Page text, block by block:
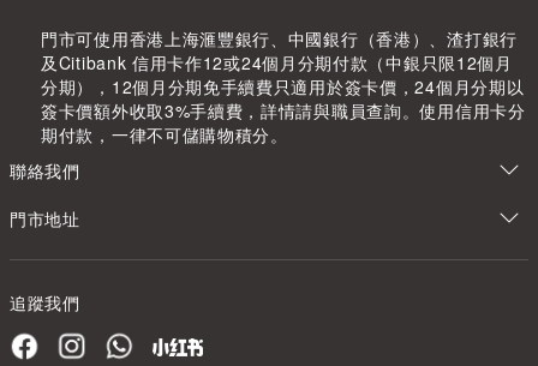
門市可使用香港上海滙豐銀行、中國銀行（香港）、渣打銀行
及Citibank 信用卡作12或24個月分期付款（中銀只限12個月
分期），12個月分期免手續費只適用於簽卡價，24個月分期以
簽卡價額外收取3%手續費，詳情請與職員查詢。使用信用卡分
期付款，一律不可儲購物積分。
聯絡我們
門市地址
追蹤我們